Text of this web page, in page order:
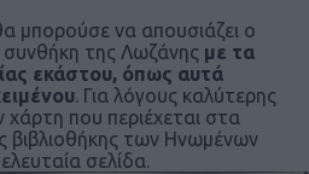
μπορούσε να απουσιάζει ο
της Λωζάνης με τα
εκάστου, όπως αυτά
. Για λόγους καλύτερης
που περιέχεται στα
βιβλιοθήκης των Ηνωμένων
σελίδα.